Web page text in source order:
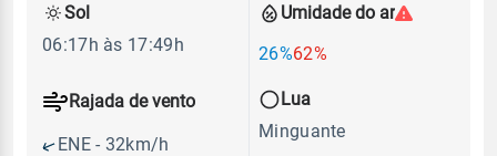
Umidade do ar
26%62%
Rajada de vento
ENE - 32km/h
Sol
06:17h às 17:49h
Lua
Minguante